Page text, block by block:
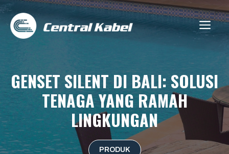
Skip
content
GENSET SILENT DI BALI: SOLUSI
TENAGA YANG RAMAH
LINGKUNGAN
PRODUK